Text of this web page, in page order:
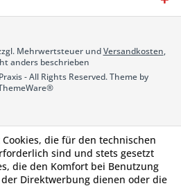
Mehrwertsteuer undVersandkosten,
anders beschrieben
- All Rights Reserved. Theme by
die für den technischen
sind und stets gesetzt
die den Komfort bei Benutzung
Direktwerbung dienen oder die